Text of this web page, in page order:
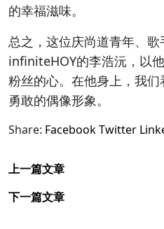
的幸福滋味。
总之，这位庆尚道青年、
infiniteHOY的李浩沅，以
粉丝的心。在他身上，我们
勇敢的偶像形象。
Share: FacebookTwitter
上一篇文章
下一篇文章